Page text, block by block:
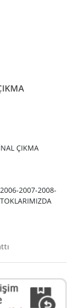
ÇIKMA
2006-2007-2008-